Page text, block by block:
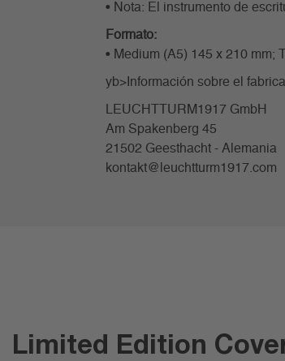
• Nota: El instrumento de
Formato:
• Medium (A5) 145 x 210 mm;
yb>Información sobre el
LEUCHTTURM1917 GmbH
Am Spakenberg 45
21502 Geesthacht - Alemania
kontakt@leuchtturm1917.com
Limited Edition